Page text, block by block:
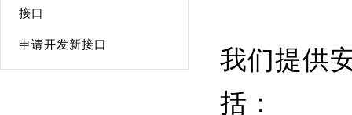
接口
申请开发新接口
我们提供
括：